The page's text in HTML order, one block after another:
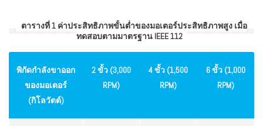
ตารางที่ 1 ค่าประสิทธิภาพขั้นต่ำของมอเตอร์ประสิทธิภาพสูง เมื่อ
ทดสอบตามมาตรฐาน IEEE 112
พิกัดกำลังขาออก
ของมอเตอร์
(กิโลวัตต์)
2 ขั้ว (3,000
RPM)
4 ขั้ว (1,500
RPM)
6 ขั้ว (1,000
RPM)